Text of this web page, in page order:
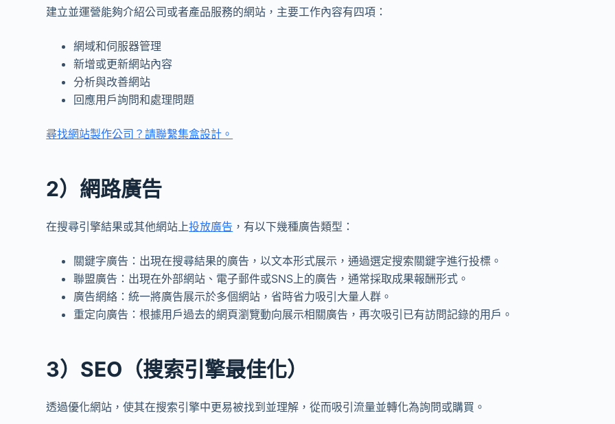
建立並運營能夠介紹公司或者產品服務的網站，主要工作內容有四項：
網域和伺服器管理
新增或更新網站內容
分析與改善網站
回應用戶詢問和處理問題
尋找網站製作公司？請聯繫集盒設計。
2）網路廣告
在搜尋引擎結果或其他網站上投放廣告 ，有以下幾種廣告類型：
關鍵字廣告：出現在搜尋結果的廣告，以文本形式展示，通過選定搜索關鍵字進行投標。
聯盟廣告：出現在外部網站、電子郵件或SNS上的廣告，通常採取成果報酬形式。
廣告網絡：統一將廣告展示於多個網站，省時省力吸引大量人群。
重定向廣告：根據用戶過去的網頁瀏覽動向展示相關廣告，再次吸引已有訪問記錄的用戶。
3）SEO（搜索引擎最佳化）
透過優化網站，使其在搜索引擎中更易被找到並理解，從而吸引流量並轉化為詢問或購買。